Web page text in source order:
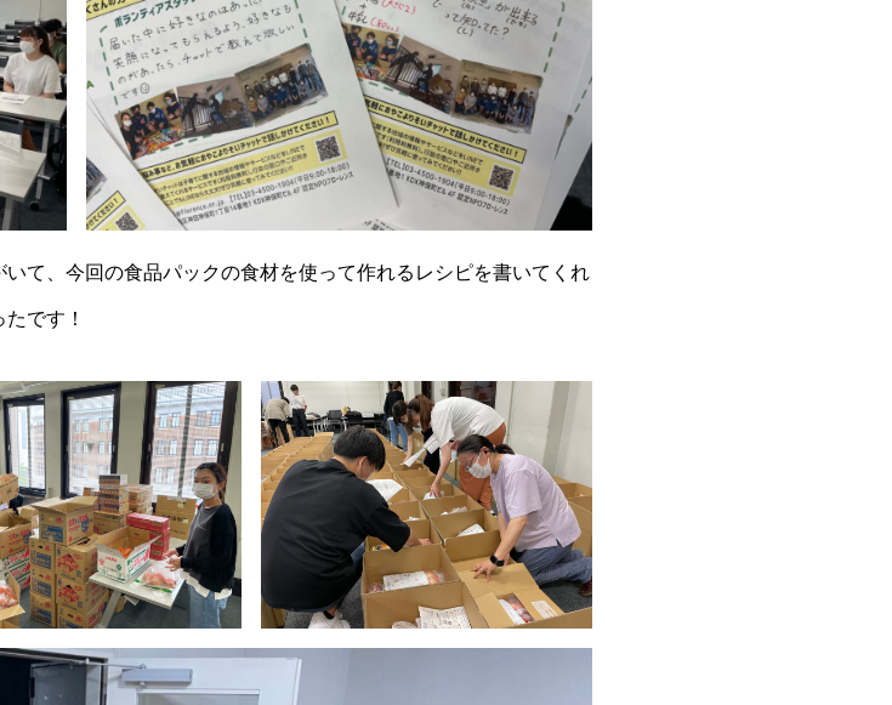
て、今回の食品パックの食材を使って作れるレシピを書いてくれ
です！